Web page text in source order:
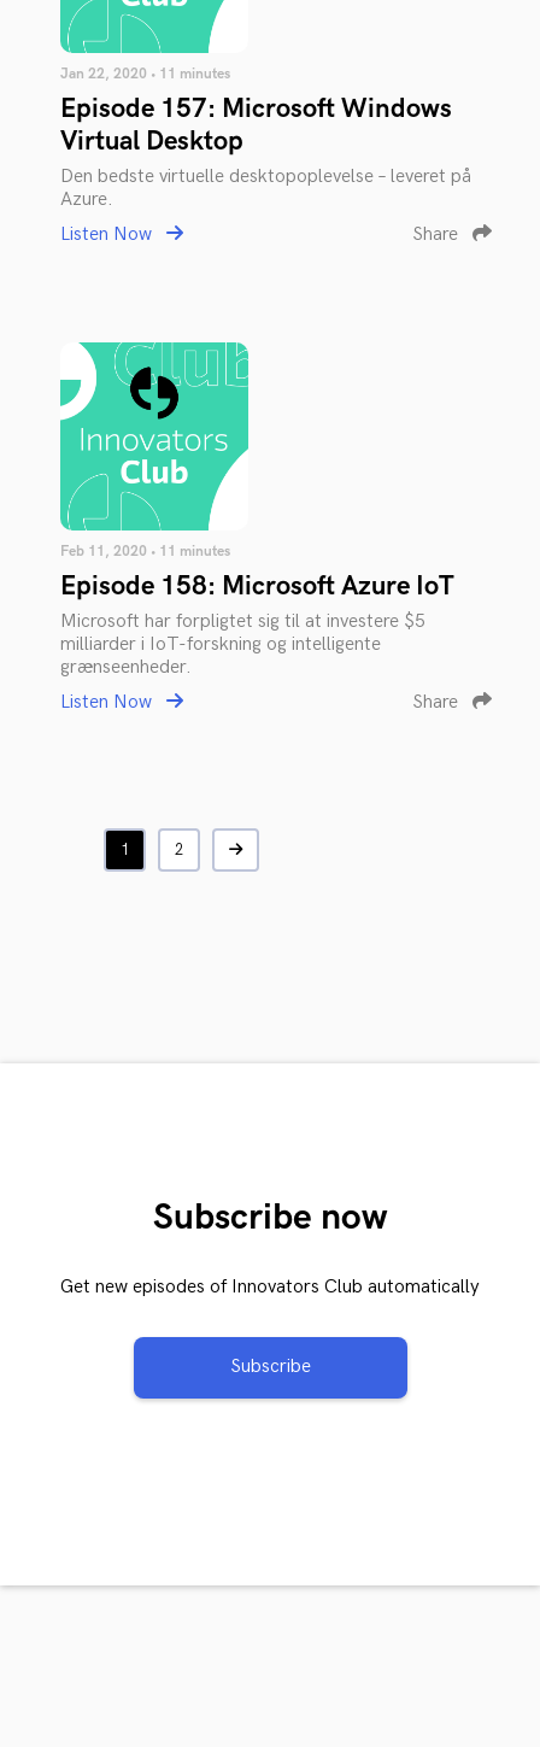
Jan 22, 2020 • 11 minutes
Episode 157: Microsoft Windows
Virtual Desktop
Den bedste virtuelle desktopoplevelse – leveret på
Azure.
Listen Now
Share
Feb 11, 2020 • 11 minutes
Episode 158: Microsoft Azure IoT
Microsoft har forpligtet sig til at investere $5
milliarder i IoT-forskning og intelligente
grænseenheder.
Listen Now
Share
1 2
Subscribe now
Get new episodes of Innovators Club automatically
Subscribe